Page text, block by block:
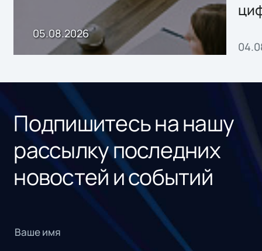
05.08.2026
Подпишитесь на нашу
рассылку последних
новостей и событий